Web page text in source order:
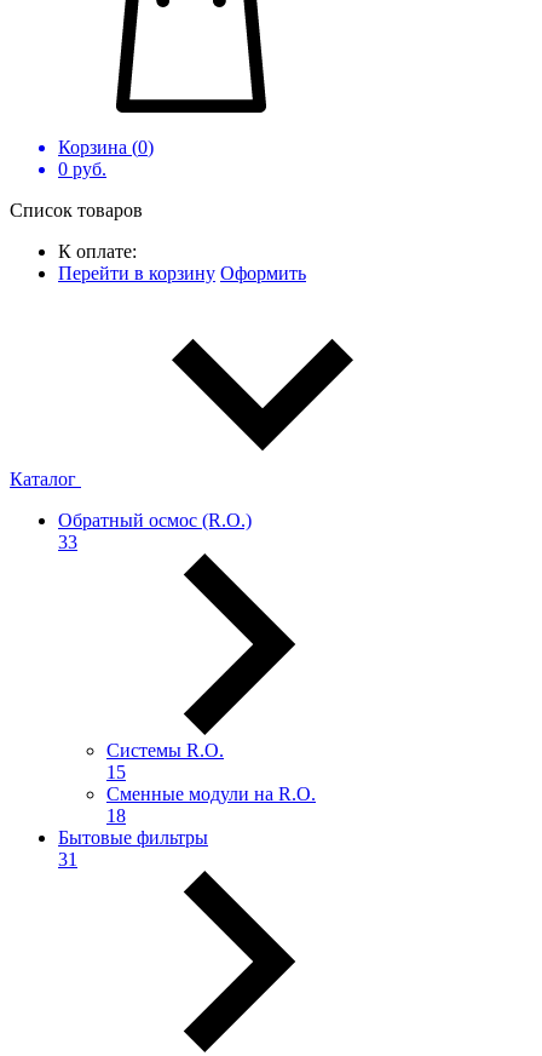
Корзина (0)
0 руб.
Список товаров
К оплате:
Перейти в корзину Оформить
Каталог
Обратный осмос (R.О.)
33
Системы R.O.
15
Сменные модули на R.O.
18
Бытовые фильтры
31